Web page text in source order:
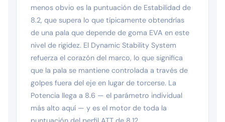
menos obvio es la puntuación de Estabilidad de
8.2, que supera lo que típicamente obtendrías
de una pala que depende de goma EVA en este
nivel de rigidez. El Dynamic Stability System
refuerza el corazón del marco, lo que significa
que la pala se mantiene controlada a través de
golpes fuera del eje en lugar de torcerse. La
Potencia llega a 8.6 — el parámetro individual
más alto aquí — y es el motor de toda la